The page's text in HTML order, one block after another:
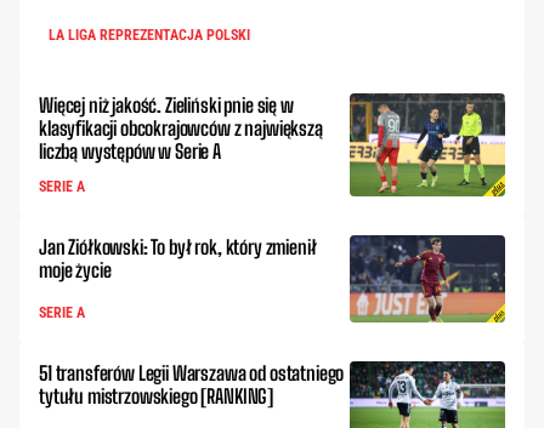
LA LIGA REPREZENTACJA POLSKI
Więcej niż jakość. Zieliński pnie się w
klasyfikacji obcokrajowców z największą
liczbą występów w Serie A
SERIE A
Jan Ziółkowski: To był rok, który zmienił
moje życie
SERIE A
51 transferów Legii Warszawa od ostatniego
tytułu mistrzowskiego [RANKING]